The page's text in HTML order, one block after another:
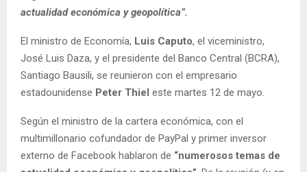
actualidad económica y geopolítica”.
El ministro de Economía, Luis Caputo, el viceministro,
José Luis Daza, y el presidente del Banco Central (BCRA),
Santiago Bausili, se reunieron con el empresario
estadounidense Peter Thiel este martes 12 de mayo.
Según el ministro de la cartera económica, con el
multimillonario cofundador de PayPal y primer inversor
externo de Facebook hablaron de “numerosos temas de